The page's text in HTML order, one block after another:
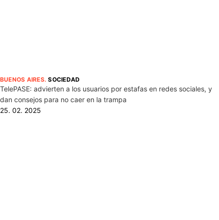
BUENOS AIRES.SOCIEDAD
TelePASE: advierten a los usuarios por estafas en redes sociales, y
dan consejos para no caer en la trampa
25. 02. 2025